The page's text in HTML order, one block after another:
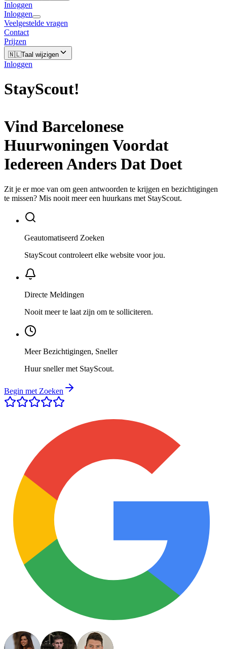
Inloggen
Inloggen
Veelgestelde vragen
Contact
Prijzen
🇳🇱Taal wijzigen
Inloggen
StayScout!
Vind Barcelonese
Huurwoningen Voordat
Iedereen Anders Dat Doet
Zit je er moe van om geen antwoorden te krijgen en bezichtigingen
te missen? Mis nooit meer een huurkans met StayScout.
Geautomatiseerd Zoeken
StayScout controleert elke website voor jou.
Directe Meldingen
Nooit meer te laat zijn om te solliciteren.
Meer Bezichtigingen, Sneller
Huur sneller met StayScout.
Begin met Zoeken